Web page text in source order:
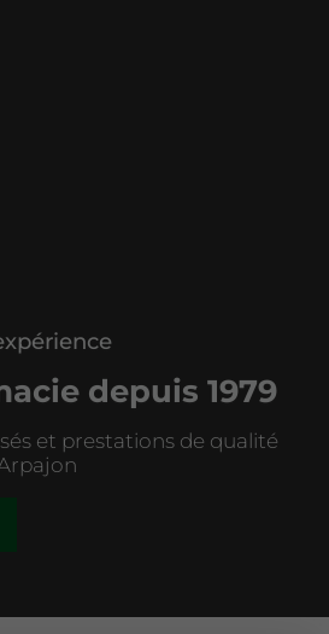
depuis 1979
et prestations de qualité